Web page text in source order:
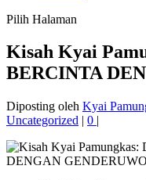
Pilih Halaman
Kisah Kyai
BERCINTA
Diposting oleh Kyai
Uncategorized | 0 |